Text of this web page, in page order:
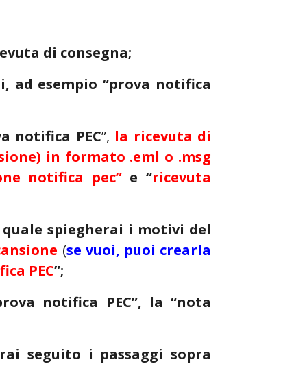
di consegna;
ad esempio “prova notifica
notifica PEC”, la ricevuta di
in formato .eml o .msg
notifica pec”e “ricevuta
spiegherai i motivi del
(se vuoi, puoi crearla
PEC”;
notifica PEC”, la “nota
seguito i passaggi sopra